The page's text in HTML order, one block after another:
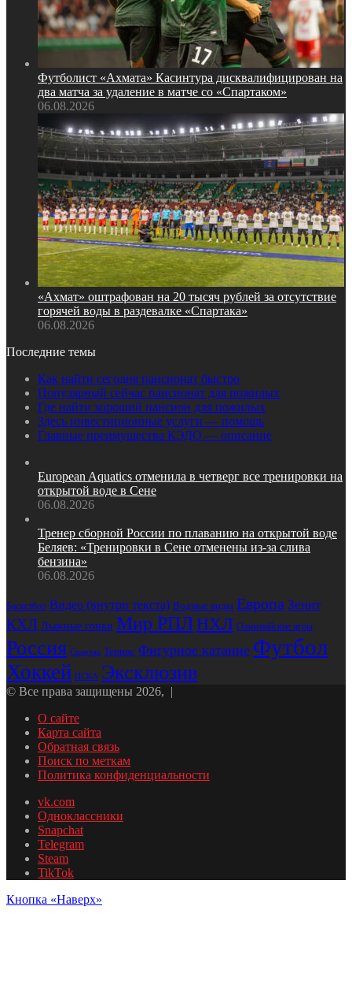
Футболист «Ахмата» Касинтура дисквалифицирован на
два матча за удаление в матче со «Спартаком»
06.08.2026
«Ахмат» оштрафован на 20 тысяч рублей за отсутствие
горячей воды в раздевалке «Спартака»
06.08.2026
Последние темы
Как найти сегодня пансионат быстро
Популярный сейчас пансионат для пожилых
Где найти хороший пансион для пожилых
Здесь инвестиционные услуги — помощь
Главные преимущества КЭДО — описание
European Aquatics отменила в четверг все тренировки на
открытой воде в Сене
06.08.2026
Тренер сборной России по плаванию на открытой воде
Беляев: «Тренировки в Сене отменены из‑за слива
бензина»
06.08.2026
Баскетбол Видео (внутри текста) Водные виды Европа Зенит
КХЛ Лыжные гонки Мир РПЛНХЛ Олимпийские игры
Россия Спартак Теннис Фигурное катание Футбол
Хоккей ЦСКА Эксклюзив
© Все права защищены 2026, |
О сайте
Карта сайта
Обратная связь
Поиск по меткам
Политика конфиденциальности
vk.com
Одноклассники
Snapchat
Telegram
Steam
TikTok
Кнопка «Наверх»